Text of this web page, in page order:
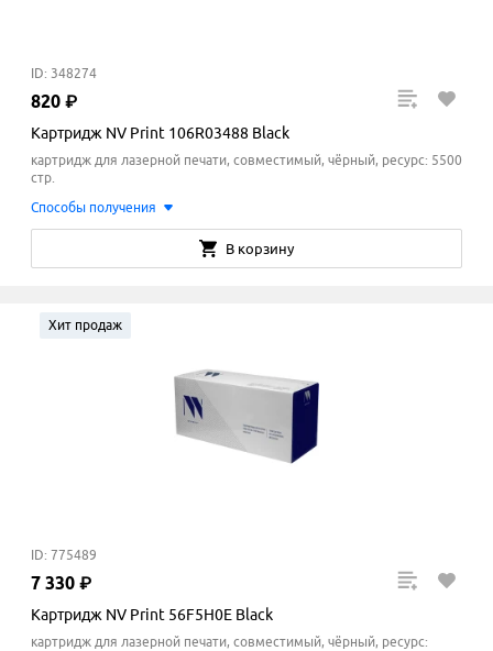
ID: 348274
820 ₽
Картридж NV Print 106R03488 Black
картридж для лазерной печати, совместимый, чёрный, ресурс: 5500
стр.
Способы получения
В корзину
Хит продаж
ID: 775489
7 330 ₽
Картридж NV Print 56F5H0E Black
картридж для лазерной печати, совместимый, чёрный, ресурс: